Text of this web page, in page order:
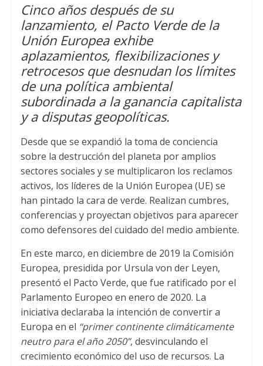
a
t
s
A
p
p
i
t
t
e
r
c
e
b
o
o
k
Cinco años después de su
lanzamiento, el Pacto Verde de la
Unión Europea exhibe
aplazamientos, flexibilizaciones y
retrocesos que desnudan los límites
de una política ambiental
subordinada a la ganancia capitalista
y a disputas geopolíticas.
Desde que se expandió la toma de conciencia
sobre la destrucción del planeta por amplios
sectores sociales y se multiplicaron los reclamos
activos, los líderes de la Unión Europea (UE) se
han pintado la cara de verde. Realizan cumbres,
conferencias y proyectan objetivos para aparecer
como defensores del cuidado del medio ambiente.
En este marco, en diciembre de 2019 la Comisión
Europea, presidida por Ursula von der Leyen,
presentó el Pacto Verde, que fue ratificado por el
Parlamento Europeo en enero de 2020. La
iniciativa declaraba la intención de convertir a
Europa en el “primer continente climáticamente
neutro para el año 2050”, desvinculando el
crecimiento económico del uso de recursos. La